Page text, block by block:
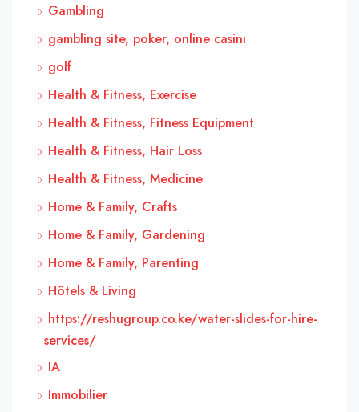
Gambling
gambling site, poker, online casinı
golf
Health & Fitness, Exercise
Health & Fitness, Fitness Equipment
Health & Fitness, Hair Loss
Health & Fitness, Medicine
Home & Family, Crafts
Home & Family, Gardening
Home & Family, Parenting
Hôtels & Living
https://reshugroup.co.ke/water-slides-for-hire-
services/
IA
Immobilier